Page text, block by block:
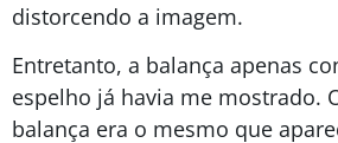
distorcendo a imagem.
Entretanto, a balança apenas
espelho já havia me mostrado.
balança era o mesmo que